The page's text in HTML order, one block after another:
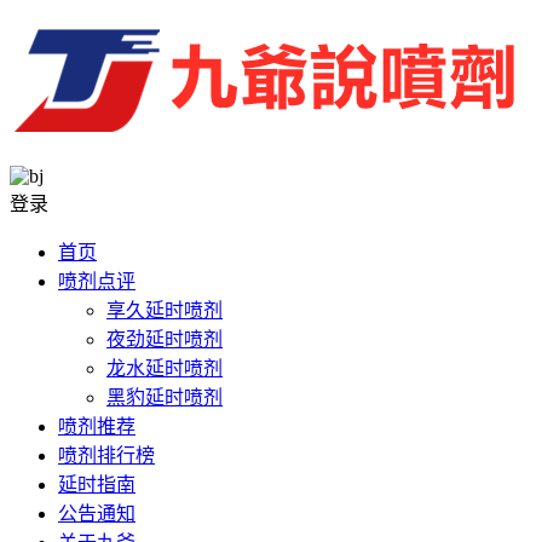
登录
首页
喷剂点评
享久延时喷剂
夜劲延时喷剂
龙水延时喷剂
黑豹延时喷剂
喷剂推荐
喷剂排行榜
延时指南
公告通知